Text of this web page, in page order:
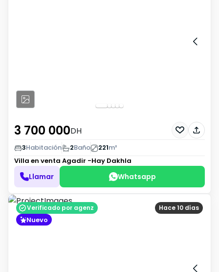
3 700 000DH
3Habitación 2Baño 221m²
Villa en venta Agadir -Hay Dakhla
Llamar Whatsapp
Hace 10 días
Verificado por agenz
Nuevo